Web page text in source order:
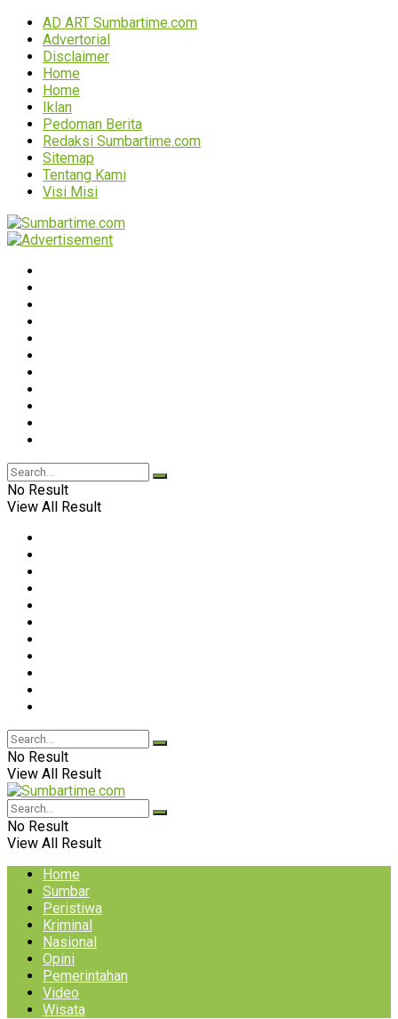
AD ART Sumbartime.com
Advertorial
Disclaimer
Home
Home
Iklan
Pedoman Berita
Redaksi Sumbartime.com
Sitemap
Tentang Kami
Visi Misi
No Result
View All Result
No Result
View All Result
No Result
View All Result
Home
Sumbar
Peristiwa
Kriminal
Nasional
Opini
Pemerintahan
Video
Wisata